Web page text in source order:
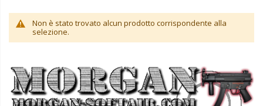
Non è stato trovato alcun prodotto corrispondente alla
selezione.